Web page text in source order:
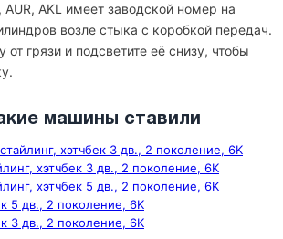
AUR, AKL имеет заводской номер на
возле стыка с коробкой передач.
от грязи и подсветите её снизу, чтобы
машины ставили
хэтчбек 3 дв., 2 поколение, 6K
хэтчбек 3 дв., 2 поколение, 6K
хэтчбек 5 дв., 2 поколение, 6K
5 дв., 2 поколение, 6K
3 дв., 2 поколение, 6K